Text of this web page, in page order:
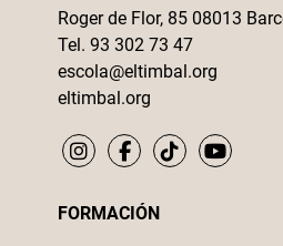
Roger de Flor, 85 08013
Tel. 93 302 73 47
escola@eltimbal.org
eltimbal.org
FORMACIÓN